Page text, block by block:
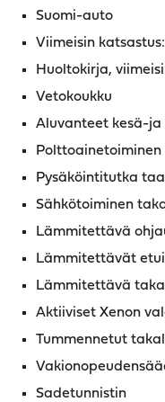
Suomi-auto
Viimeisin
Huoltokirja,
Vetokoukku
Aluvanteet kesä-ja
Pysäköintitutka
Sähkötoiminen
Lämmitettävä
Lämmitettävät
Lämmitettävä
Aktiiviset Xenon
Tummennetut
Sadetunnistin